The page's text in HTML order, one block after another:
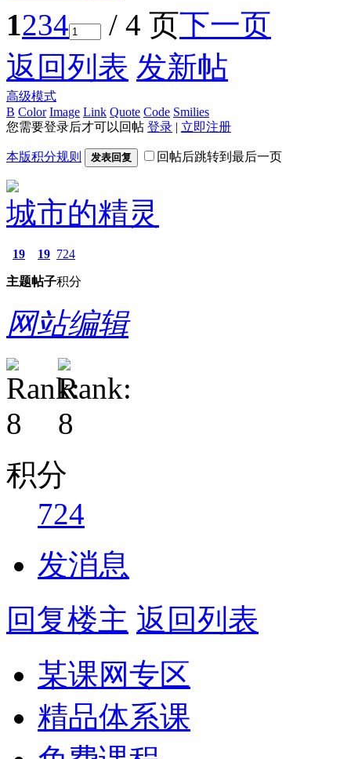
1234 / 4 页下一页
返回列表 发新帖
高级模式
B Color Image Link Quote Code Smilies
您需要登录后才可以回帖 登录 | 立即注册
本版积分规则 发表回复 回帖后跳转到最后一页
城市的精灵
19
主题
19
帖子
724
积分
网站编辑
积分
724
发消息
回复楼主 返回列表
某课网专区
精品体系课